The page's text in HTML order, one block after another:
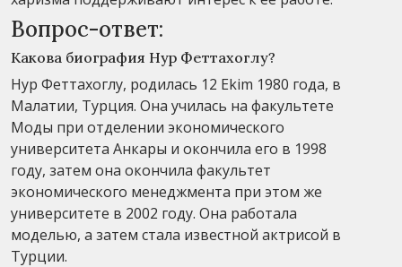
Вопрос-ответ:
Какова биография Нур Феттахоглу?
Нур Феттахоглу, родилась 12 Ekim 1980 года, в
Малатии, Турция. Она училась на факультете
Моды при отделении экономического
университета Анкары и окончила его в 1998
году, затем она окончила факультет
экономического менеджмента при этом же
университете в 2002 году. Она работала
моделью, а затем стала известной актрисой в
Турции.